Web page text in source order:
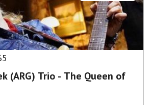
(ARG) Trio - The Queen of